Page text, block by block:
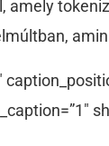
amely